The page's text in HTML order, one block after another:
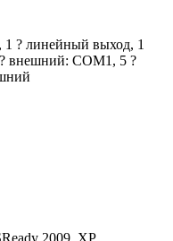
1 ? линейный выход, 1
внешний: COM1, 5 ?